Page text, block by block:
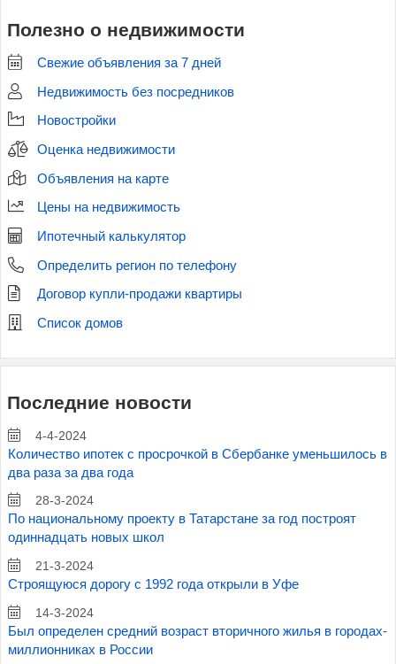
Полезно о недвижимости
Свежие объявления за 7 дней
Недвижимость без посредников
Новостройки
Оценка недвижимости
Объявления на карте
Цены на недвижимость
Ипотечный калькулятор
Определить регион по телефону
Договор купли-продажи квартиры
Список домов
Последние новости
4-4-2024
Количество ипотек с просрочкой в Сбербанке уменьшилось в
два раза за два года
28-3-2024
По национальному проекту в Татарстане за год построят
одиннадцать новых школ
21-3-2024
Строящуюся дорогу с 1992 года открыли в Уфе
14-3-2024
Был определен средний возраст вторичного жилья в городах-
миллионниках в России